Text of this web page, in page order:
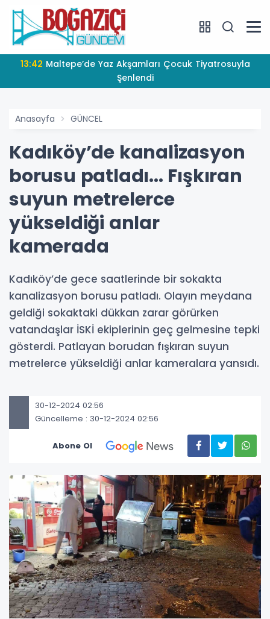
13:42
Şenlendi
Anasayfa GÜNCEL
Kadıköy’de kanalizasyon
borusu patladı... Fışkıran
suyun metrelerce
yükseldiği anlar
kamerada
Kadıköy’de gece saatlerinde bir sokakta
kanalizasyon borusu patladı. Olayın meydana
geldiği sokaktaki dükkan zarar görürken
vatandaşlar İSKİ ekiplerinin geç gelmesine tepki
gösterdi. Patlayan borudan fışkıran suyun
metrelerce yükseldiği anlar kameralara yansıdı.
30-12-2024 02:56
Güncelleme : 30-12-2024 02:56
Abone Ol